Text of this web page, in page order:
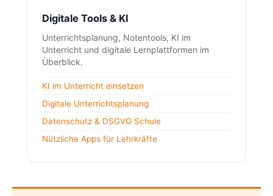
Digitale Tools & KI
Unterrichtsplanung, Notentools, KI im
Unterricht und digitale Lernplattformen im
Überblick.
KI im Unterricht einsetzen
Digitale Unterrichtsplanung
Datenschutz & DSGVO Schule
Nützliche Apps für Lehrkräfte